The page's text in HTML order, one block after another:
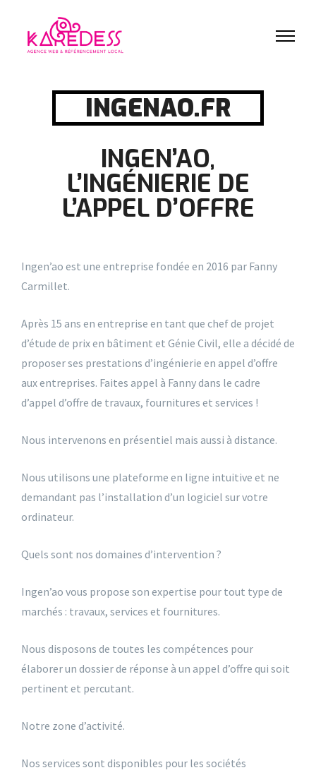
INGENAO.FR
INGEN’AO,
L’INGÉNIERIE DE
L’APPEL D’OFFRE
Ingen’ao est une entreprise fondée en 2016 par Fanny
Carmillet.
Après 15 ans en entreprise en tant que chef de projet
d’étude de prix en bâtiment et Génie Civil, elle a décidé de
proposer ses prestations d’ingénierie en appel d’offre
aux entreprises. Faites appel à Fanny dans le cadre
d’appel d’offre de travaux, fournitures et services !
Nous intervenons en présentiel mais aussi à distance.
Nous utilisons une plateforme en ligne intuitive et ne
demandant pas l’installation d’un logiciel sur votre
ordinateur.
Quels sont nos domaines d’intervention ?
Ingen’ao vous propose son expertise pour tout type de
marchés : travaux, services et fournitures.
Nous disposons de toutes les compétences pour
élaborer un dossier de réponse à un appel d’offre qui soit
pertinent et percutant.
Notre zone d’activité.
Nos services sont disponibles pour les sociétés